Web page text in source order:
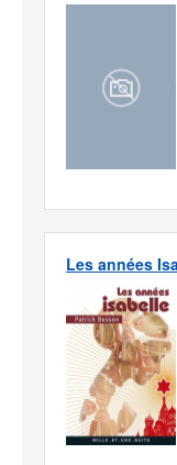
Les années